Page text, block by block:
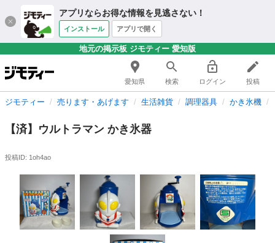
アプリならお得な情報を見逃さない！
インストール アプリで開く
地元の掲示板 ジモティー 愛知版
愛知県 検索 ログイン 投稿
ジモティー 売ります・あげます 生活雑貨 調理器具 かき氷機
【済】ウルトラマン かき氷器
投稿ID: 1oh4ao